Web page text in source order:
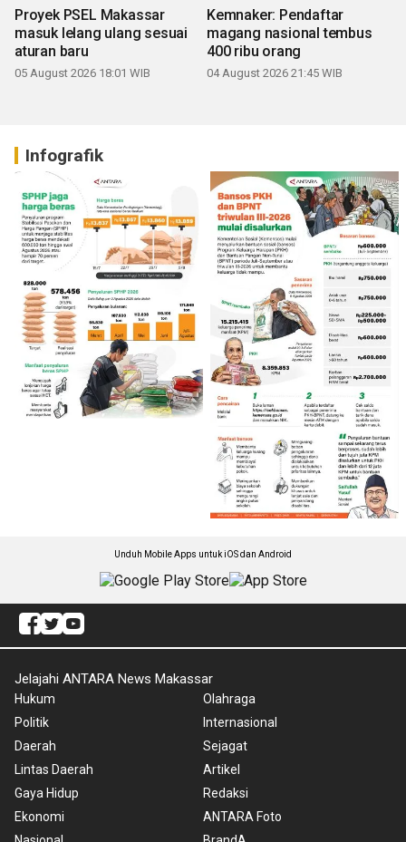
Proyek PSEL Makassar
masuk lelang ulang sesuai
aturan baru
05 August 2026 18:01 WIB
Kemnaker: Pendaftar
magang nasional tembus
400 ribu orang
04 August 2026 21:45 WIB
Infografik
Unduh Mobile Apps untuk iOS dan Android
Jelajahi ANTARA News Makassar
Hukum
Politik
Daerah
Lintas Daerah
Gaya Hidup
Ekonomi
Olahraga
Internasional
Sejagat
Artikel
Redaksi
ANTARA Foto